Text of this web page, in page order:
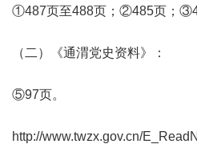
①487页至488页；②485页；
（二）《通渭党史资料》：
⑤97页。
http://www.twzx.gov.cn/